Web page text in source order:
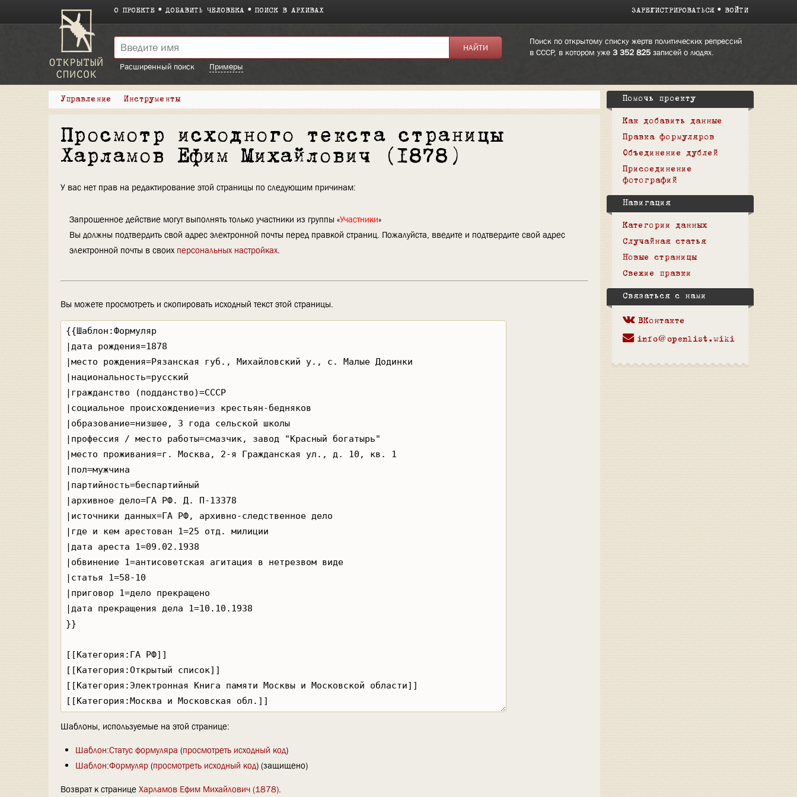
О ПРОЕКТЕ ДОБАВИТЬ ЧЕЛОВЕКА ПОИСК В АРХИВАХ ЗАРЕГИСТРИРОВАТЬСЯ ВОЙТИ
Поиск по открытому списку жертв политических репрессий
в СССР, в котором уже 3 352 825записей о людях.
Расширенный поиск
Примеры
Управление Инструменты
Просмотр исходного текста страницы
Харламов Ефим Михайлович (1878)
У вас нет прав на редактирование этой страницы по следующим причинам:
Запрошенное действие могут выполнять только участники из группы «Участники»
Вы должны подтвердить свой адрес электронной почты перед правкой страниц. Пожалуйста, введите и подтвердите свой адрес
электронной почты в своих персональных настройках.
Вы можете просмотреть и скопировать исходный текст этой страницы.
Шаблоны, используемые на этой странице:
Шаблон:Статус формуляра (просмотреть исходный код)
Шаблон:Формуляр(просмотреть исходный код) (защищено)
Возврат к странице Харламов Ефим Михайлович (1878).
Помочь проекту
Как добавить данные
Правка формуляров
Объединение дублей
Присоединение
фотографий
Навигация
Категории данных
Случайная статья
Новые страницы
Свежие правки
Связаться с нами
ВКонтакте
info@openlist.wiki